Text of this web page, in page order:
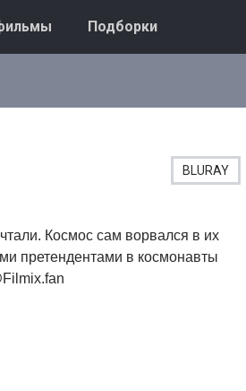
Подборки
BLURAY
Космос сам ворвался в их
претендентами в космонавты